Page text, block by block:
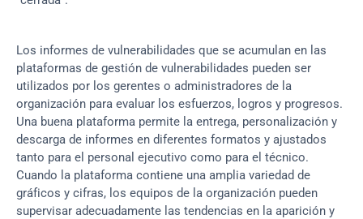
Los informes de vulnerabilidades que se acumulan en las
plataformas de gestión de vulnerabilidades pueden ser
utilizados por los gerentes o administradores de la
organización para evaluar los esfuerzos, logros y progresos.
Una buena plataforma permite la entrega, personalización y
descarga de informes en diferentes formatos y ajustados
tanto para el personal ejecutivo como para el técnico.
Cuando la plataforma contiene una amplia variedad de
gráficos y cifras, los equipos de la organización pueden
supervisar adecuadamente las tendencias en la aparición y